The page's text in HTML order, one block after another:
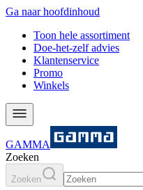
Ga naar hoofdinhoud
Toon hele assortiment
Doe-het-zelf advies
Klantenservice
Promo
Winkels
GAMMA
Zoeken
Zoeken